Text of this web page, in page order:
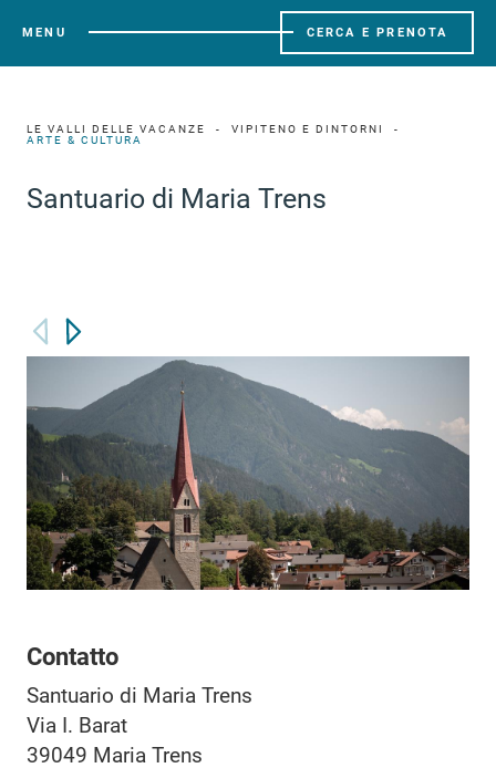
MENU CERCA E PRENOTA
LE VALLI DELLE VACANZE
VIPITENO E DINTORNI
ARTE & CULTURA
Santuario di Maria Trens
Contatto
Santuario di Maria Trens
Via I. Barat
39049 Maria Trens